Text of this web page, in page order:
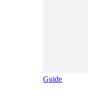
Guide